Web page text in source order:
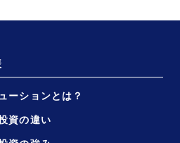
ーションとは？
資の違い